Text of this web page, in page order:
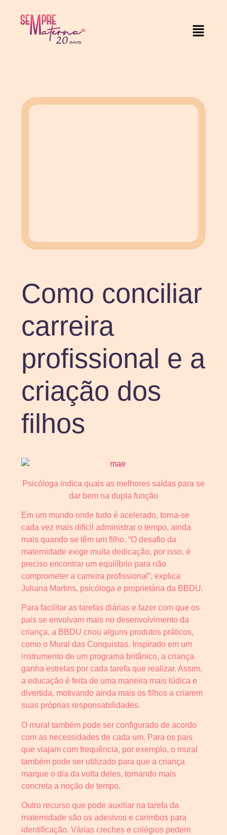
Como conciliar
carreira
profissional e a
criação dos
filhos
Psicóloga indica quais as melhores saídas para se
dar bem na dupla função
Em um mundo onde tudo é acelerado, torna-se
cada vez mais difícil administrar o tempo, ainda
mais quando se têm um filho. “O desafio da
maternidade exige muita dedicação, por isso, é
preciso encontrar um equilíbrio para não
comprometer a carreira profissional”, explica
Juliana Martins, psicóloga e proprietária da BBDU.
Para facilitar as tarefas diárias e fazer com que os
pais se envolvam mais no desenvolvimento da
criança, a BBDU criou alguns produtos práticos,
como o Mural das Conquistas. Inspirado em um
instrumento de um programa britânico, a criança
ganha estrelas por cada tarefa que realizar. Assim,
a educação é feita de uma maneira mais lúdica e
divertida, motivando ainda mais os filhos a criarem
suas próprias responsabilidades.
O mural também pode ser configurado de acordo
com as necessidades de cada um. Para os pais
que viajam com frequência, por exemplo, o mural
também pode ser utilizado para que a criança
marque o dia da volta deles, tornando mais
concreta a noção de tempo.
Outro recurso que pode auxiliar na tarefa da
maternidade são os adesivos e carimbos para
identificação. Várias creches e colégios pedem